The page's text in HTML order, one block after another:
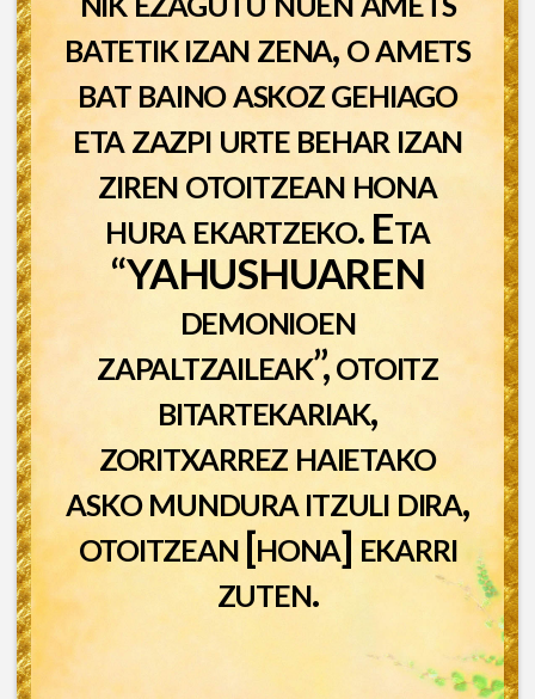
batetik izan zena, o amets
bat baino askoz gehiago
eta zazpi urte behar izan
ziren otoitzean hona
hura ekartzeko. Eta
“YAHUSHUAREN
demonioen
zapaltzaileak”, otoitz
bitartekariak,
zoritxarrez haietako
asko mundura itzuli dira,
otoitzean [hona] ekarri
zuten.